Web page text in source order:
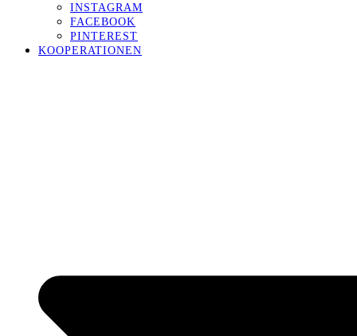
INSTAGRAM
FACEBOOK
PINTEREST
KOOPERATIONEN